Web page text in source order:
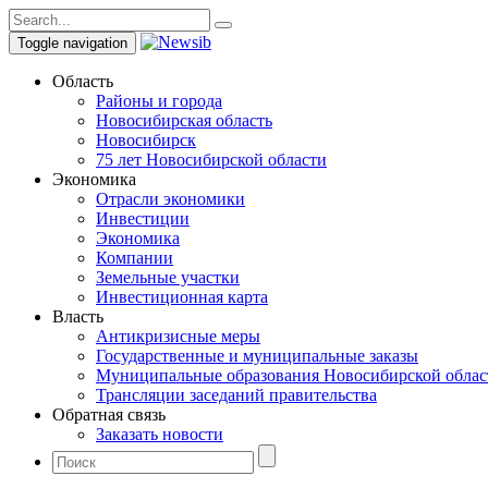
Toggle navigation
Область
Районы и города
Новосибирская область
Новосибирск
75 лет Новосибирской области
Экономика
Отрасли экономики
Инвестиции
Экономика
Компании
Земельные участки
Инвестиционная карта
Власть
Антикризисные меры
Государственные и муниципальные заказы
Муниципальные образования Новосибирской
Трансляции заседаний правительства
Обратная связь
Заказать новости